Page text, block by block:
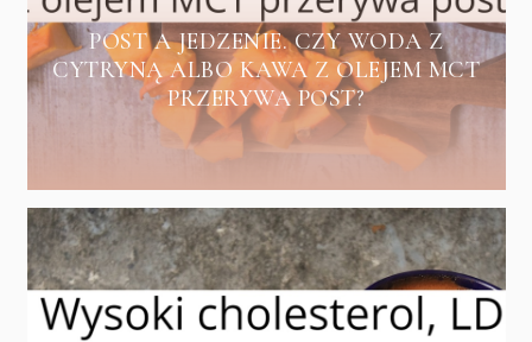
POST A JEDZENIE. CZY WODA Z
CYTRYNĄ ALBO KAWA Z OLEJEM MCT
PRZERYWA POST?